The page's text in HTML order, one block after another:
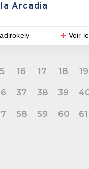
Arcadia
Voir
16 17 18 19
37 38 39
58 59 60 61